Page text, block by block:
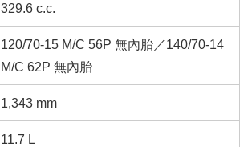
329.6 c.c.
120/70-15 M/C 56P 無內胎／140/70-14
M/C 62P 無內胎
1,343 mm
11.7 L